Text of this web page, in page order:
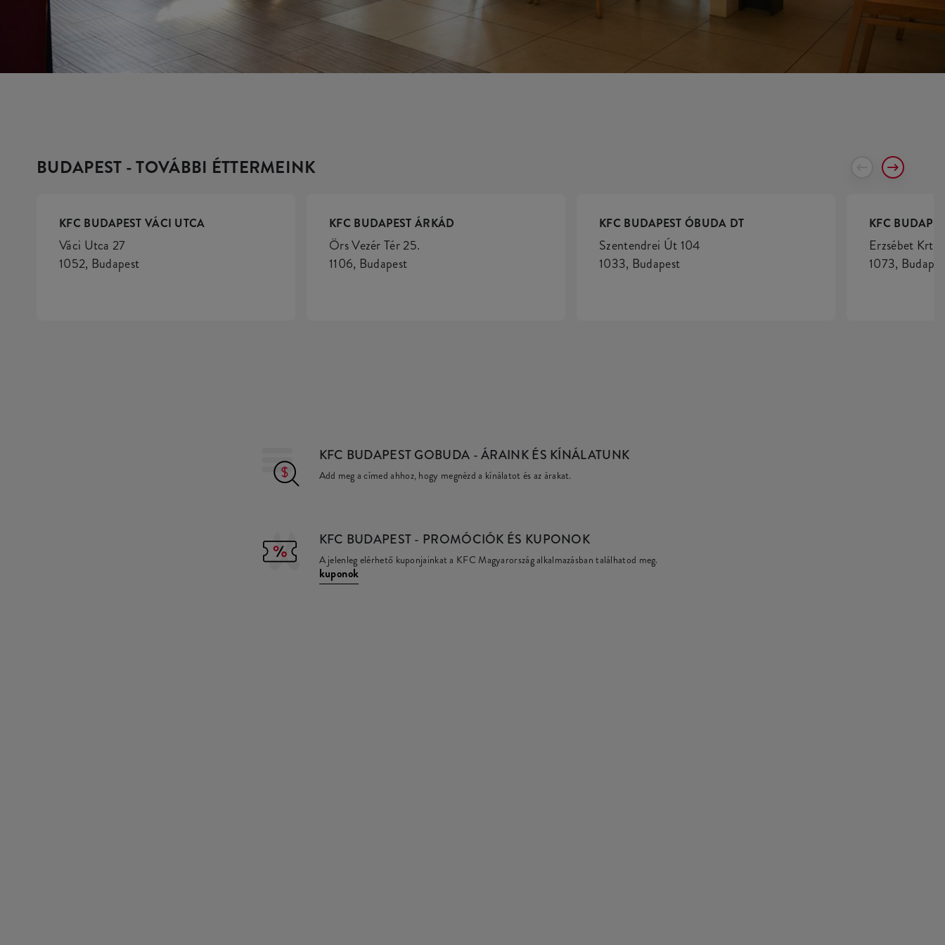
BUDAPEST - TOVÁBBI ÉTTERMEINK
KFC BUDAPEST VÁCI UTCA
Váci Utca 27
1052, Budapest
KFC BUDAPEST ÁRKÁD
Örs Vezér Tér 25.
1106, Budapest
KFC BUDAPEST ÓBUDA DT
Szentendrei Út 104
1033, Budapest
KFC
Erzsébet Krt.
1073,
KFC BUDAPEST GOBUDA - ÁRAINK ÉS KÍNÁLATUNK
Add meg a címed ahhoz, hogy megnézd a kínálatot és az árakat.
KFC BUDAPEST - PROMÓCIÓK ÉS KUPONOK
A jelenleg elérhető kuponjainkat a KFC Magyarország alkalmazásban találhatod meg.
kuponok